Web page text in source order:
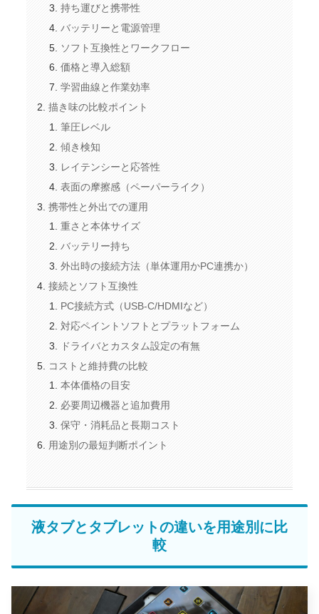
持ち運びと携帯性
バッテリーと電源管理
ソフト互換性とワークフロー
価格と導入総額
学習曲線と作業効率
描き味の比較ポイント
筆圧レベル
傾き検知
レイテンシーと応答性
表面の摩擦感（ペーパーライク）
携帯性と外出での運用
重さと本体サイズ
バッテリー持ち
外出時の接続方法（単体運用かPC連携か）
接続とソフト互換性
PC接続方式（USB-C/HDMIなど）
対応ペイントソフトとプラットフォーム
ドライバとカスタム設定の有無
コストと維持費の比較
本体価格の目安
必要周辺機器と追加費用
保守・消耗品と長期コスト
用途別の最短判断ポイント
液タブとタブレットの違いを用途別に比
較